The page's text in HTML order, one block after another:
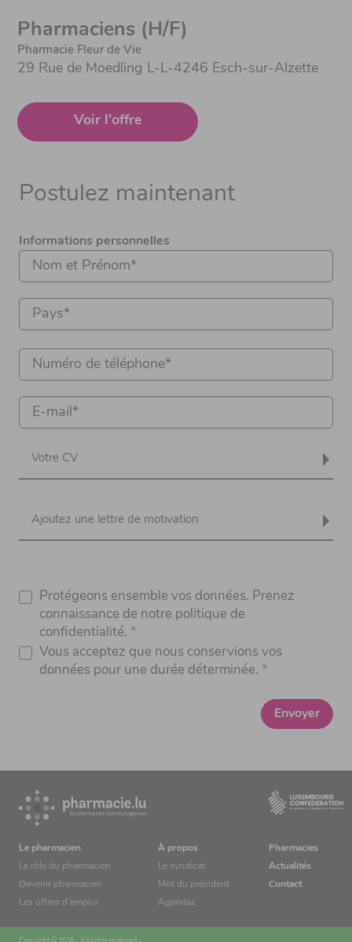
Pharmaciens (H/F)
Pharmacie Fleur de Vie
29 Rue de Moedling L-L-4246 Esch-sur-Alzette
Voir l'offre
Postulez maintenant
Informations personnelles
Votre CV
Ajoutez une lettre de motivation
Protégeons ensemble vos données. Prenez
connaissance de notre politique de
confidentialité.
Vous acceptez que nous conservions vos
données pour une durée déterminée.
Envoyer
Le pharmacien
Le rôle du pharmacien
Devenir pharmacien
Les offres d’emploi
À propos
Le syndicat
Mot du président
Agendas
Pharmacies
Actualités
Contact